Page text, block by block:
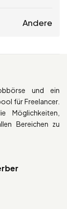
Andere
und ein
für Freelancer.
Möglichkeiten,
Bereichen zu